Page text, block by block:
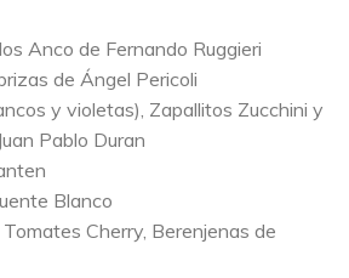
Anco de Fernando Ruggieri
de Ángel Pericoli
y violetas), Zapallitos Zucchini y
Pablo Duran
Blanco
Cherry, Berenjenas de